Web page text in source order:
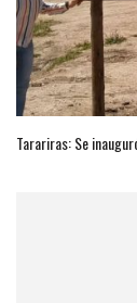
Tarariras: Se